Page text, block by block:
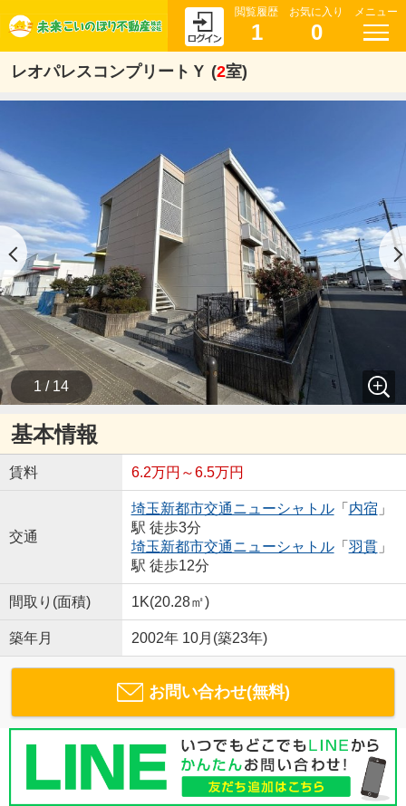
閲覧履歴
1
お気に入り
0
メニュー
レオパレスコンプリートＹ (2室)
1 / 14
基本情報
賃料 6.2万円～6.5万円
交通
埼玉新都市交通ニューシャトル「 内宿 」
駅 徒歩3分
埼玉新都市交通ニューシャトル「 羽貫」
駅 徒歩12分
間取り(面積) 1K(20.28㎡)
築年月 2002年 10月(築23年)
お問い合わせ(無料)